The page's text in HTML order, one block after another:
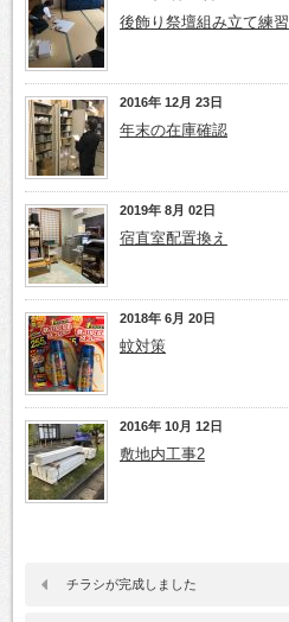
後飾り祭壇組み立て練習
2016年 12月 23日
年末の在庫確認
2019年 8月 02日
宿直室配置換え
2018年 6月 20日
蚊対策
2016年 10月 12日
敷地内工事2
チラシが完成しました